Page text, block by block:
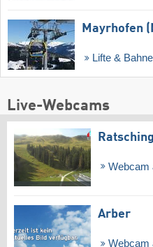
Mayrhofen
Lifte &
Live-Webcams
Webcam
Arber
Webcam